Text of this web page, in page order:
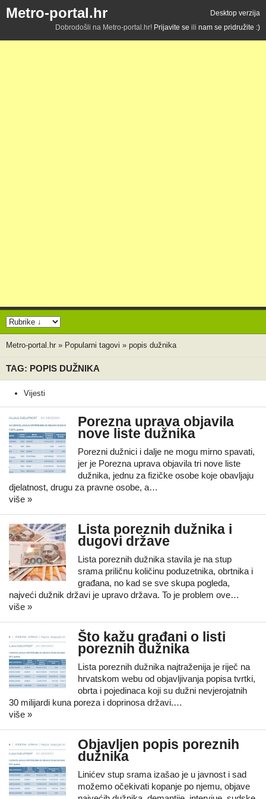
Metro-portal.hr
Desktop verzija
Dobrodošli na Metro-portal.hr! Prijavite se ili nam se pridružite :)
Metro-portal.hr » Popularni tagovi » popis dužnika
TAG: POPIS DUŽNIKA
Vijesti
Porezna uprava objavila
nove liste dužnika
Porezni dužnici i dalje ne mogu mirno spavati,
jer je Porezna uprava objavila tri nove liste
dužnika, jednu za fizičke osobe koje obavljaju
djelatnost, drugu za pravne osobe, a…
više »
Lista poreznih dužnika i
dugovi države
Lista poreznih dužnika stavila je na stup
srama priličnu količinu poduzetnika, obrtnika i
građana, no kad se sve skupa pogleda,
najveći dužnik državi je upravo država. To je problem ove…
više »
Što kažu građani o listi
poreznih dužnika
Lista poreznih dužnika najtraženija je riječ na
hrvatskom webu od objavljivanja popisa tvrtki,
obrta i pojedinaca koji su dužni nevjerojatnih
30 milijardi kuna poreza i doprinosa državi.…
više »
Objavljen popis poreznih
dužnika
Linićev stup srama izašao je u javnost i sad
možemo očekivati kopanje po njemu, objave